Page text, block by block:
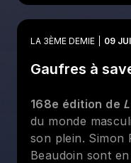
brèves et on
LA 3ÈME DEMIE 09
Gaufres à
168e édition de
du monde
son plein. Simon
Beaudoin sont